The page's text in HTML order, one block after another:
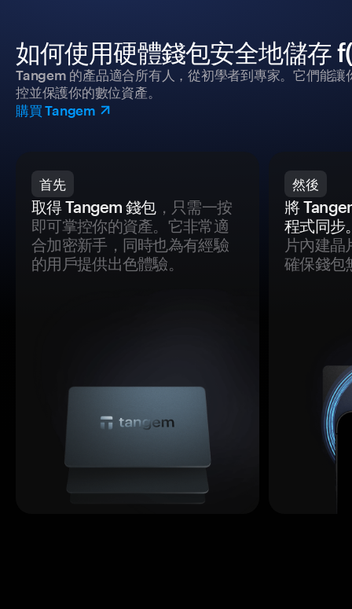
如何使用硬體錢包安全地儲存
Tangem 的產品適合所有人，從初學者到專家。它們能
控並保護你的數位資產。
購買 Tangem
首先
取得 Tangem 錢包，只需一按
即可掌控你的資產。它非常適
合加密新手，同時也為有經驗
的用戶提供出色體驗。
然後
將
程式同步
片內建晶
確保錢包